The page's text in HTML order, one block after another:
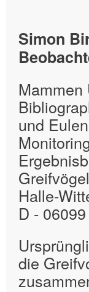
Simon
Mammen
und
Halle-
D -
die